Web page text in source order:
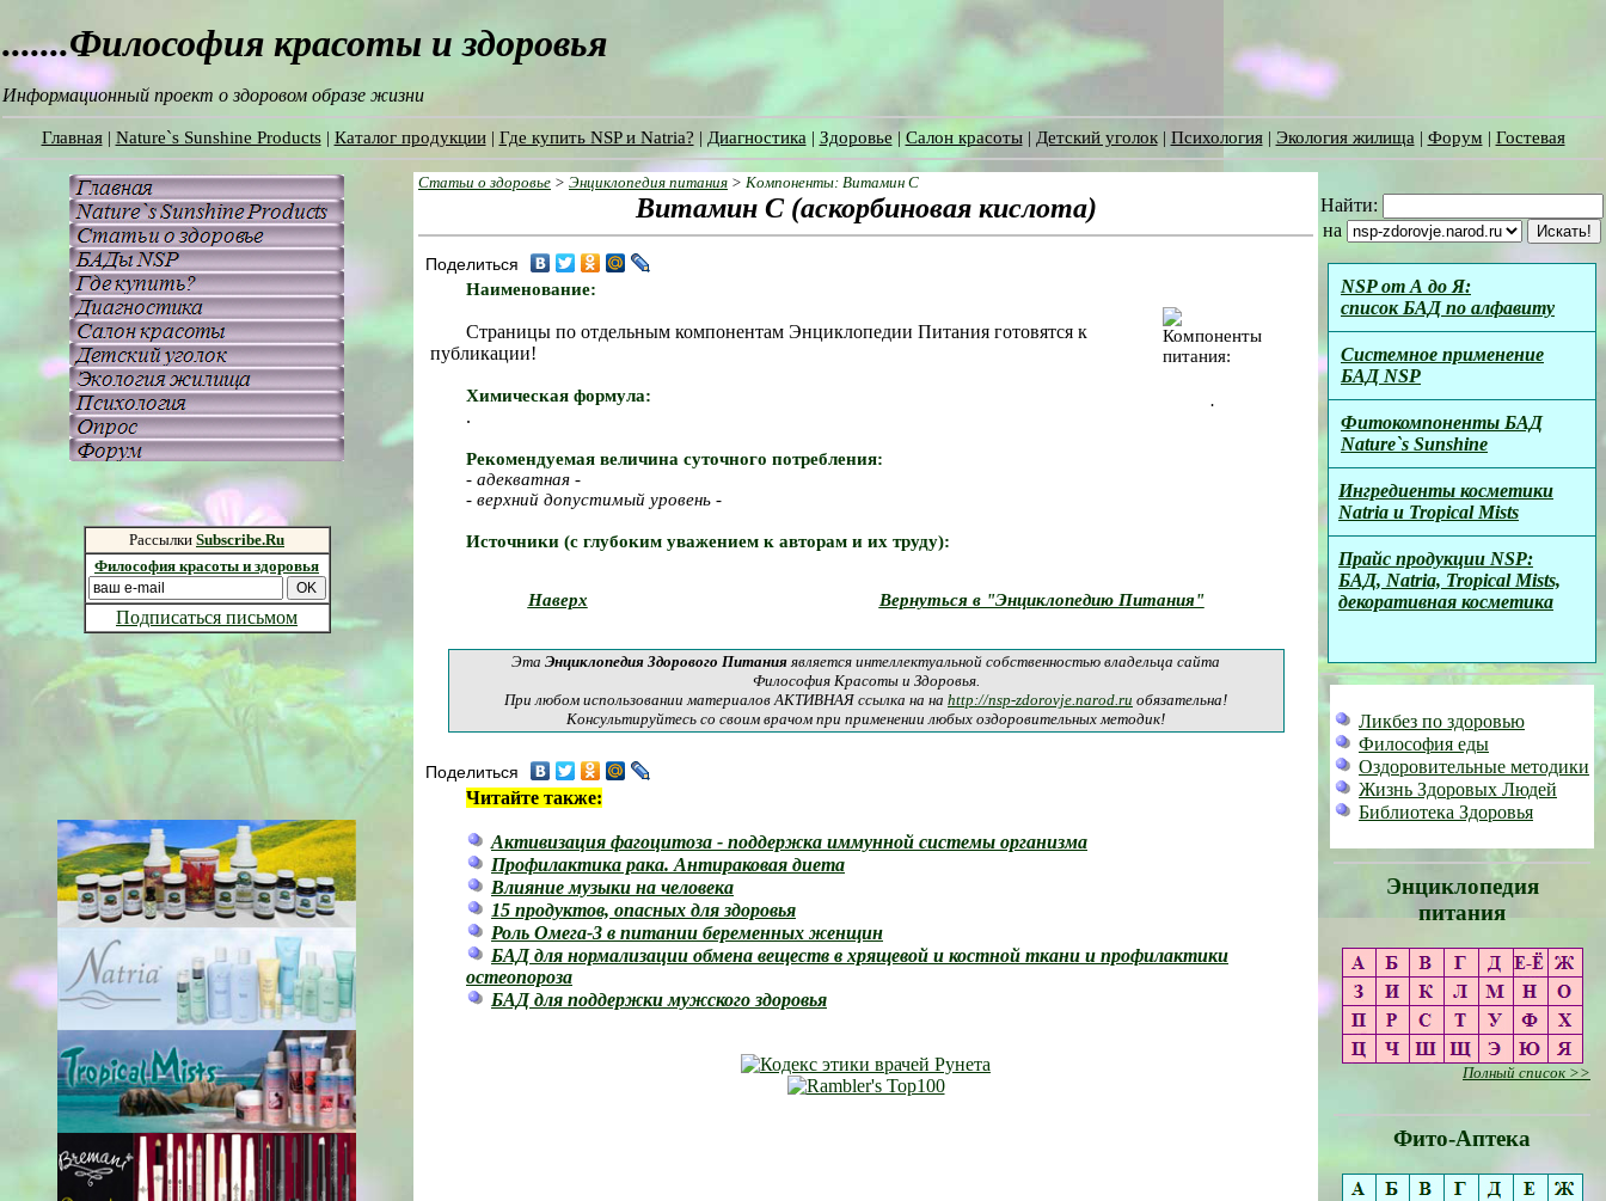
.......Философия красоты и здоровья
Информационный проект о здоровом образе жизни
Главная| Nature`s Sunshine Products| Каталог продукции| Где купить NSP и Natria? | Диагностика | Здоровье| Салон красоты| Детский уголок| Психология| Экология жилища | Форум | Гостевая
Рассылки Subscribe.Ru
Философия красоты и здоровья
Подписаться письмом
Статьи о здоровье > Энциклопедия питания > Компоненты: Витамин С
Витамин С (аскорбиновая кислота)
Поделиться
.
Наименование:
Страницы по отдельным компонентам Энциклопедии Питания готовятся к
публикации!
Химическая формула:
.
Рекомендуемая величина суточного потребления:
- адекватная -
- верхний допустимый уровень -
Источники (с глубоким уважением к авторам и их труду):
Наверх Вернуться в "Энциклопедию Питания"
Эта Энциклопедия Здорового Питанияявляется интеллектуальной собственностью владельца сайта
Философия Красоты и Здоровья.
При любом использовании материалов АКТИВНАЯ ссылка на на http://nsp-zdorovje.narod.ru обязательна!
Консультируйтесь со своим врачом при применении любых оздоровительных методик!
Поделиться
Читайте также:
Активизация фагоцитоза - поддержка иммунной системы организма
Профилактика рака. Антираковая диета
Влияние музыки на человека
15 продуктов, опасных для здоровья
Роль Омега-3 в питании беременных женщин
БАД для нормализации обмена веществ в хрящевой и костной ткани и профилактики
остеопороза
БАД для поддержки мужского здоровья
Найти:
на
NSP от А до Я:
список БАД по алфавиту
Системное применение
БАД NSP
Фитокомпоненты БАД
Nature`s Sunshine
Ингредиенты косметики
Natria и Tropical Mists
Прайс продукции NSP:
БАД, Natria, Tropical Mists,
декоративная косметика
Ликбез по здоровью
Философия еды
Оздоровительные методики
Жизнь Здоровых Людей
Библиотека Здоровья
Энциклопедия
питания
Полный список >>
Фито-Аптека